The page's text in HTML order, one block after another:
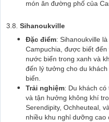
món ăn đường phố của
3.8. Sihanoukville
Đặc điểm: Sihanoukville
Campuchia, được biết
nước biển trong xanh và
đến lý tưởng cho du
biển.
Trải nghiệm: Du khách
và tận hưởng không khí
Serendipity, Ochheuteal,
nhiều khu nghỉ dưỡng